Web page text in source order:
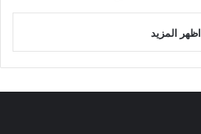
اظهر المزيد